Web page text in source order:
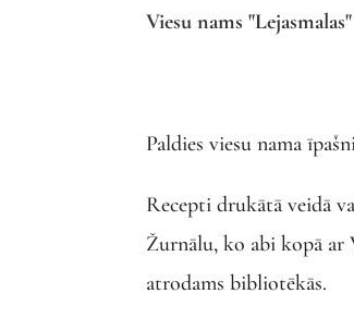
Viesu nams
Paldies viesu nama
Recepti drukātā veidā
Žurnālu, ko abi kopā ar
atrodams bibliotēkās.